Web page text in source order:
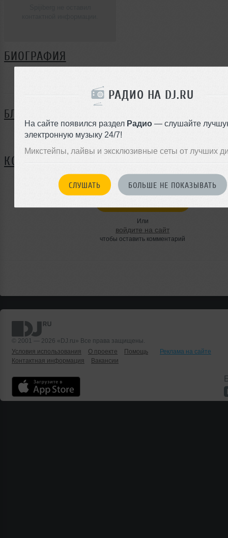
РАДИО НА DJ.RU
На сайте появился раздел Радио — слушайте
электронную музыку 24/7!
Микстейпы, лайвы и эксклюзивные сеты от лучших
СЛУШАТЬ БОЛЬШЕ НЕ ПОКАЗЫВАТЬ
БИОГРАФИЯ
БЛОГ
Нет записей в блоге
КОММЕНТАРИИ
Или
войдите на сайт
чтобы оставить комментарий
© 2001 — 2026 «DJ.ru» Все права защищены.
Условия использования
О проекте Помощь
Реклама на сайте
Контактная информация
Вакансии